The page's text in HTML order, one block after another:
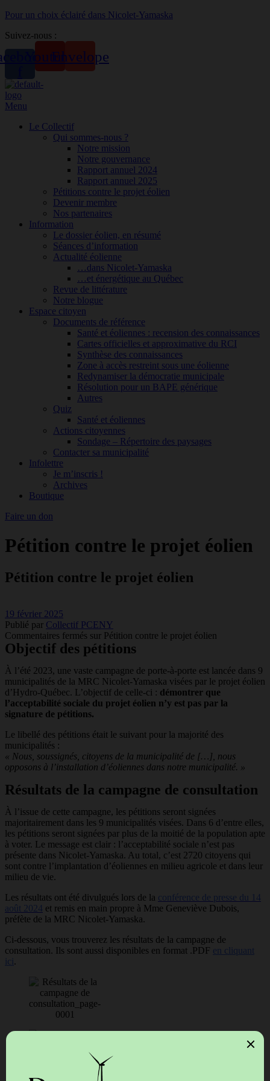
Pour un choix éclairé dans Nicolet-Yamaska
Suivez-nous :
Youtube
Envelope
Menu
Le Collectif
Qui sommes-nous ?
Notre mission
Notre gouvernance
Rapport annuel 2024
Rapport annuel 2025
Pétitions contre le projet éolien
Devenir membre
Nos partenaires
Information
Le dossier éolien, en résumé
Séances d’information
Actualité éolienne
…dans Nicolet-Yamaska
…et énergétique au Québec
Revue de littérature
Notre blogue
Espace citoyen
Documents de référence
Santé et éoliennes : recension des connaissances
Cartes officielles et approximative du RCI
Synthèse des connaissances
Zone à accès restreint sous une éolienne
Redynamiser la démocratie municipale
Résolution pour un BAPE générique
Autres
Quiz
Santé et éoliennes
Actions citoyennes
Sondage – Répertoire des paysages
Contacter sa municipalité
Infolettre
Je m’inscris !
Archives
Boutique
Faire un don
Pétition contre le projet éolien
Pétition contre le projet éolien
19 février 2025
Publié par Collectif PCENY
Commentaires fermés sur Pétition contre le projet éolien
Objectif des pétitions
À l’été 2023, une vaste campagne de porte-à-porte est lancée dans 9
municipalités de la MRC Nicolet-Yamaska visées par le projet éolien
d’Hydro-Québec. L’objectif de celle-ci : démontrer que
l’acceptabilité sociale du projet éolien n’y est pas par la
signature de pétitions.
Le libellé des pétitions était le suivant pour la majorité des
municipalités :
« Nous, soussignés, citoyens de la municipalité de […], nous
opposons à l’installation d’éoliennes dans notre municipalité. »
Résultats de la campagne de consultation
À l’issue de cette campagne, les pétitions seront signées
majoritairement dans les 9 municipalités visées. Dans 6 d’entre elles,
les pétitions seront signées par plus de la moitié de la population apte
à voter. Le message est clair : l’acceptabilité sociale n’est pas
présente dans Nicolet-Yamaska. Au total, c’est 2720 citoyens qui
sont contre l’implantation d’éoliennes en milieu agricole et dans leur
milieu de vie.
Les résultats ont été divulgués lors de la conférence de presse du 14
août 2024 et remis en main propre à Mme Geneviève Dubois,
préfète de la MRC Nicolet-Yamaska.
Ci-dessous, vous trouverez les résultats de la campagne de
consultation. Ils sont aussi disponibles en format .PDF en cliquant
ici.